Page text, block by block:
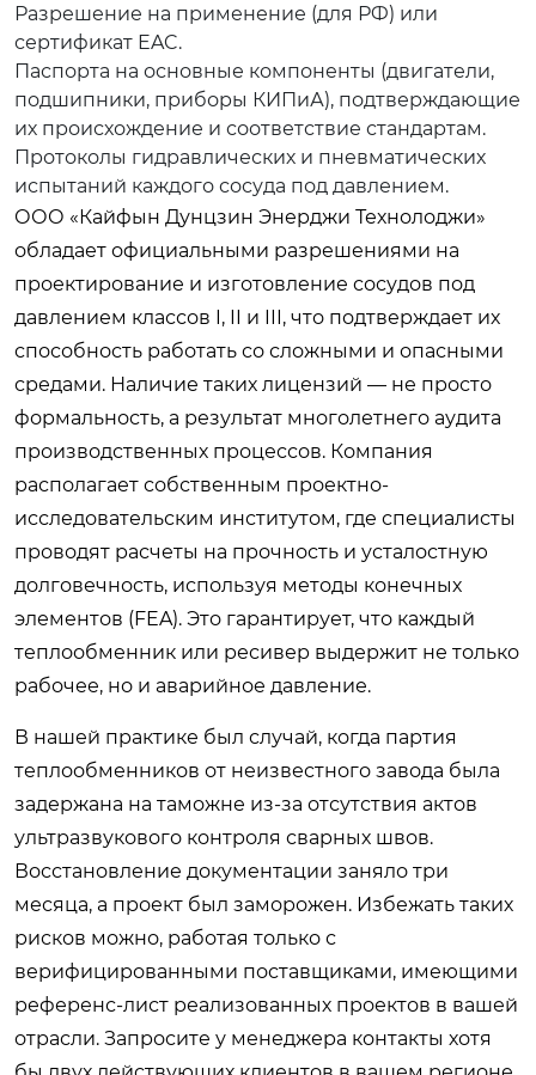
Разрешение на применение (для РФ) или
сертификат EAC.
Паспорта на основные компоненты (двигатели,
подшипники, приборы КИПиА), подтверждающие
их происхождение и соответствие стандартам.
Протоколы гидравлических и пневматических
испытаний каждого сосуда под давлением.
ООО «Кайфын Дунцзин Энерджи Технолоджи»
обладает официальными разрешениями на
проектирование и изготовление сосудов под
давлением классов I, II и III, что подтверждает их
способность работать со сложными и опасными
средами. Наличие таких лицензий — не просто
формальность, а результат многолетнего аудита
производственных процессов. Компания
располагает собственным проектно-
исследовательским институтом, где специалисты
проводят расчеты на прочность и усталостную
долговечность, используя методы конечных
элементов (FEA). Это гарантирует, что каждый
теплообменник или ресивер выдержит не только
рабочее, но и аварийное давление.
В нашей практике был случай, когда партия
теплообменников от неизвестного завода была
задержана на таможне из-за отсутствия актов
ультразвукового контроля сварных швов.
Восстановление документации заняло три
месяца, а проект был заморожен. Избежать таких
рисков можно, работая только с
верифицированными поставщиками, имеющими
референс-лист реализованных проектов в вашей
отрасли. Запросите у менеджера контакты хотя